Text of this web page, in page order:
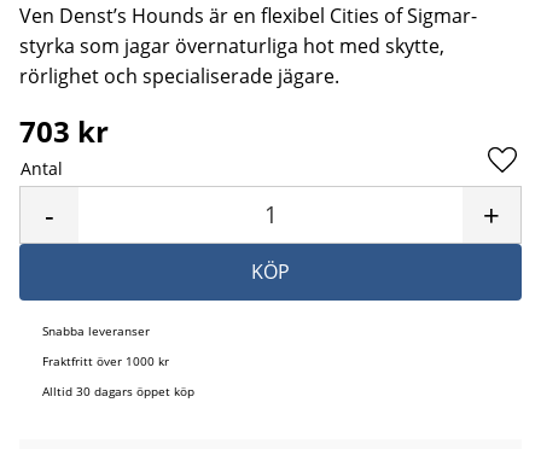
Ven Denst’s Hounds är en flexibel Cities of Sigmar-
styrka som jagar övernaturliga hot med skytte,
rörlighet och specialiserade jägare.
703 kr
Antal
+
-
KÖP
Snabba leveranser
Fraktfritt över 1000 kr
Alltid 30 dagars öppet köp